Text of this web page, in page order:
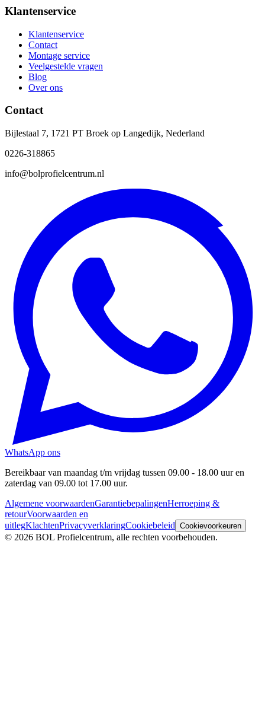
Klantenservice
Klantenservice
Contact
Montage service
Veelgestelde vragen
Blog
Over ons
Contact
Bijlestaal 7, 1721 PT Broek op Langedijk, Nederland
0226-318865
info@bolprofielcentrum.nl
WhatsApp ons
Bereikbaar van maandag t/m vrijdag tussen 09.00 - 18.00 uur en
zaterdag van 09.00 tot 17.00 uur.
Algemene voorwaardenGarantiebepalingenHerroeping &
retourVoorwaarden en
uitlegKlachtenPrivacyverklaringCookiebeleid Cookievoorkeuren
© 2026 BOL Profielcentrum, alle rechten voorbehouden.